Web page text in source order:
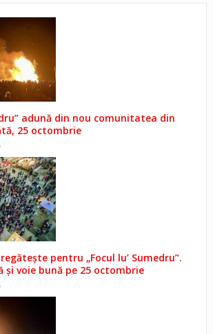
adună din nou comunitatea din
25 octombrie
pentru „Focul lu’ Sumedru”.
și voie bună pe 25 octombrie